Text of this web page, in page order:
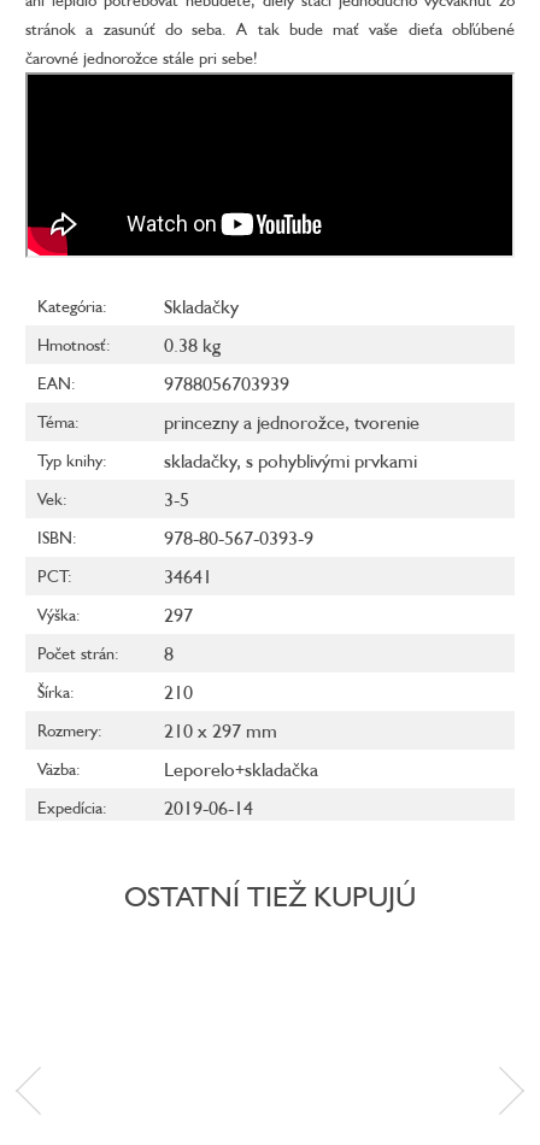
stránok a zasunúť do seba. A tak bude mať vaše dieťa obľúbené
čarovné jednorožce stále pri sebe!
Kategória: Skladačky
Hmotnosť: 0.38 kg
EAN: 9788056703939
Téma: princezny a jednorožce, tvorenie
Typ knihy: skladačky, s pohyblivými prvkami
Vek: 3-5
ISBN: 978-80-567-0393-9
PCT: 34641
Výška: 297
Počet strán: 8
Šírka: 210
Rozmery: 210 x 297 mm
Väzba: Leporelo+skladačka
Expedícia: 2019-06-14
OSTATNÍ TIEŽ KUPUJÚ